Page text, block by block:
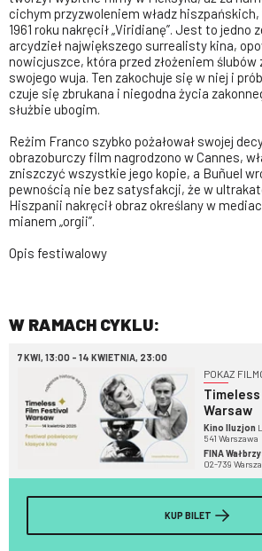
cichym przyzwoleniem władz hiszpańskich,
1961 roku nakręcił „Viridianę”. Jest to jedno
arcydzieł największego surrealisty kina,
nowicjuszce, która przed złożeniem ślubów
swojego wuja. Ten zakochuje się w niej i
czuje się zbrukana i niegodna życia
służbie ubogim.
Reżim Franco szybko pożałował swojej
obrazoburczy film nagrodzono w Cannes,
zniszczyć wszystkie jego kopie, a Buñuel
pewnością nie bez satysfakcji, że w
Hiszpanii nakręcił obraz określany w
mianem „orgii”.
Opis festiwalowy
W RAMACH CYKLU:
7 KWI, 13:00 - 14 KWIETNIA, 23:00
POKAZ
Warsaw
Kino Iluzjon
541 Warszawa
FINA
02-739
KUP BILET